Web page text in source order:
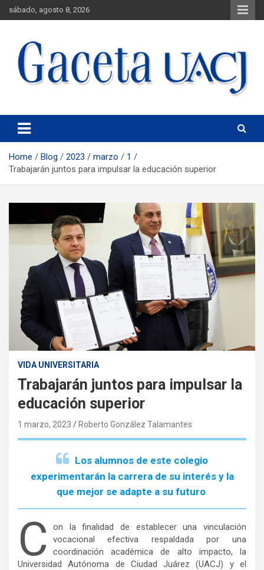
sábado, agosto 8, 2026
Gaceta UACJ
Home Blog 2023 marzo
1
Trabajarán juntos para impulsar la educación superior
VIDA UNIVERSITARIA
Trabajarán juntos para impulsar la
educación superior
1 marzo, 2023 Roberto González Talamantes
Los alumnos de este colegio
experimentarán la carrera de su interés y la
que mejor se adapte a su futuro
C
on la finalidad de establecer una vinculación
vocacional efectiva respaldada por una
coordinación académica de alto impacto, la
Universidad Autónoma de Ciudad Juárez (UACJ) y el